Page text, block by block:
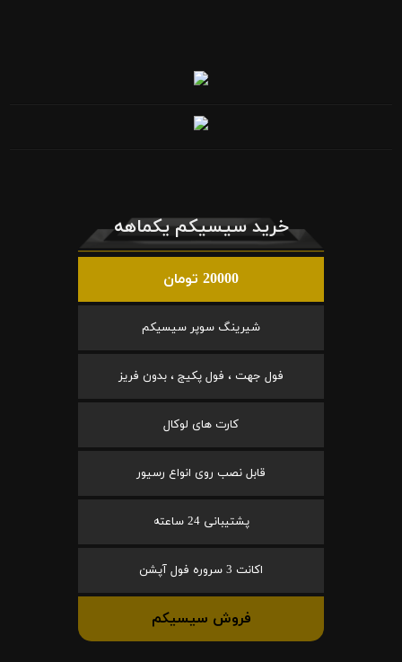
خرید سیسیکم یکماهه
20000 تومان
شیرینگ سوپر سیسیکم
فول جهت ، فول پکیج ، بدون فریز
کارت های لوکال
قابل نصب روی انواع رسیور
پشتیبانی 24 ساعته
اکانت 3 سروره فول آپشن
فروش سیسیکم